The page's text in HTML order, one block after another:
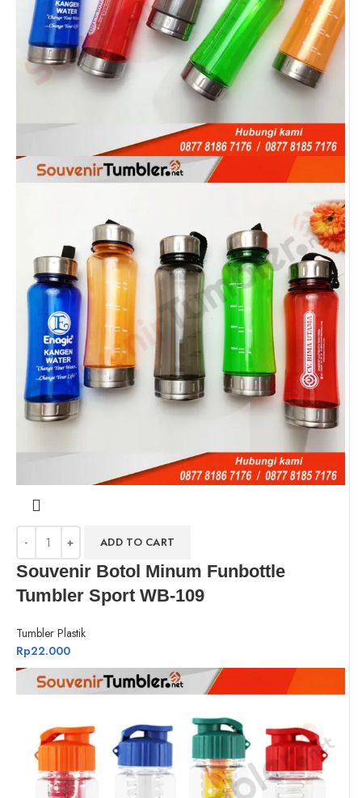
ADD TO CART
Souvenir Botol Minum Funbottle
Tumbler Sport WB-109
Tumbler Plastik
Rp22.000